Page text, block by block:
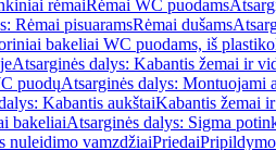
rėmaiRėmai WC puodams
Rėmai pisuaramsRėmai dušams
bakeliai WC puodams, iš plastiko
Atsarginės dalys: Kabantis žemai ir
puodųAtsarginės dalys: Montuojami
Kabantis aukštaiKabantis žemai
bakeliaiAtsarginės dalys: Sigma
nuleidimo vamzdžiaiPriedai